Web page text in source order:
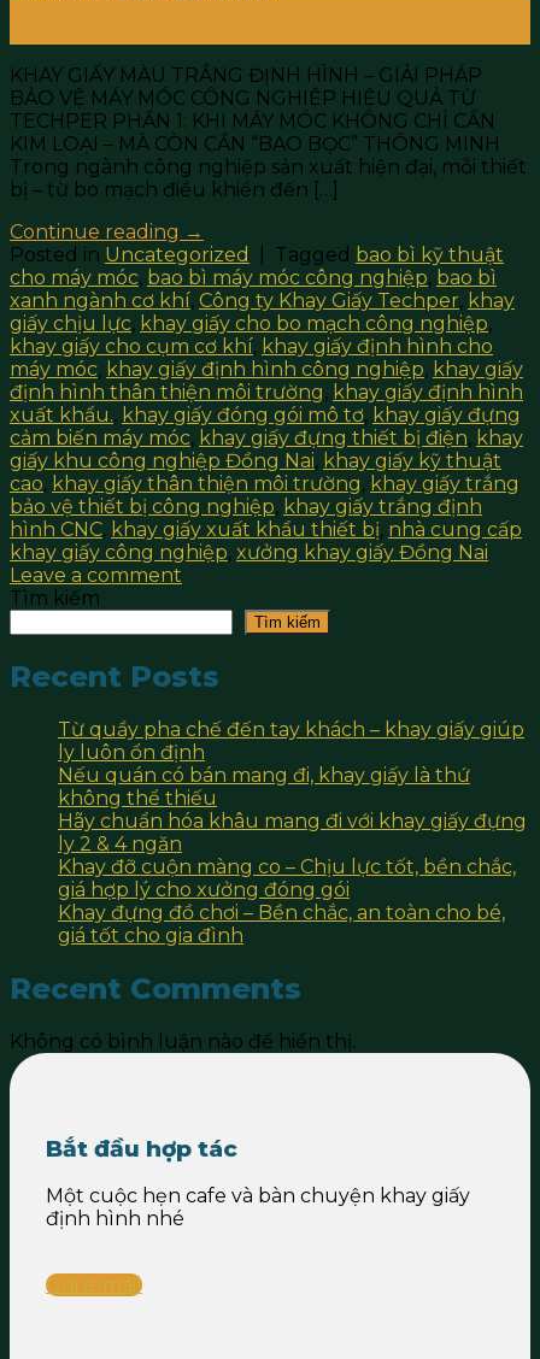
KHAY GIẤY MÀU TRẮNG ĐỊNH HÌNH – GIẢI PHÁP
BẢO VỆ MÁY MÓC CÔNG NGHIỆP HIỆU QUẢ TỪ
TECHPER PHẦN 1: KHI MÁY MÓC KHÔNG CHỈ CẦN
KIM LOẠI – MÀ CÒN CẦN “BAO BỌC” THÔNG MINH
Trong ngành công nghiệp sản xuất hiện đại, mỗi thiết
bị – từ bo mạch điều khiển đến […]
Continue reading →
Posted in Uncategorized Tagged bao bì kỹ thuật
cho máy móc, bao bì máy móc công nghiệp, bao bì
xanh ngành cơ khí, Công ty Khay Giấy Techper, khay
giấy chịu lực, khay giấy cho bo mạch công nghiệp,
khay giấy cho cụm cơ khí, khay giấy định hình cho
máy móc, khay giấy định hình công nghiệp, khay giấy
định hình thân thiện môi trường, khay giấy định hình
xuất khẩu., khay giấy đóng gói mô tơ, khay giấy đựng
cảm biến máy móc, khay giấy đựng thiết bị điện, khay
giấy khu công nghiệp Đồng Nai, khay giấy kỹ thuật
cao, khay giấy thân thiện môi trường, khay giấy trắng
bảo vệ thiết bị công nghiệp, khay giấy trắng định
hình CNC, khay giấy xuất khẩu thiết bị, nhà cung cấp
khay giấy công nghiệp, xưởng khay giấy Đồng Nai
Leave a comment
Tìm kiếm
Tìm kiếm
Recent Posts
Từ quầy pha chế đến tay khách – khay giấy giúp
ly luôn ổn định
Nếu quán có bán mang đi, khay giấy là thứ
không thể thiếu
Hãy chuẩn hóa khâu mang đi với khay giấy đựng
ly 2 & 4 ngăn
Khay đỡ cuộn màng co – Chịu lực tốt, bền chắc,
giá hợp lý cho xưởng đóng gói
Khay đựng đồ chơi – Bền chắc, an toàn cho bé,
giá tốt cho gia đình
Recent Comments
Không có bình luận nào để hiển thị.
Bắt đầu hợp tác
Một cuộc hẹn cafe và bàn chuyện khay giấy
định hình nhé
Gửi e-mail